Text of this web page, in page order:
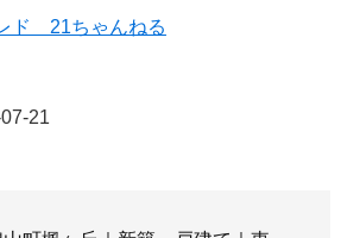
ド 21ちゃんねる
21